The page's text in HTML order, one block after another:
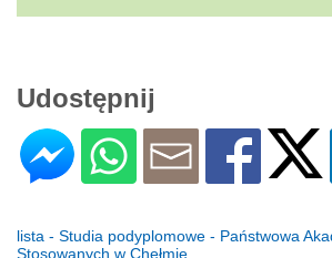
Udostępnij
lista - Studia podyplomowe - Państwowa
Stosowanych w Chełmie